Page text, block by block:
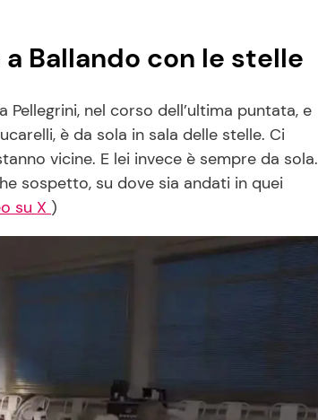
Ballando con le stelle
nel corso dell’ultima puntata, e
è da sola in sala delle stelle. Ci
vicine. E lei invece è sempre da sola.
sospetto, su dove sia andati in quei
su X )